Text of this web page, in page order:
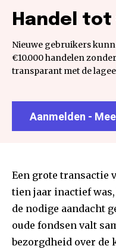
Handel tot
Nieuwe gebruikers
€10.000 handelen
transparant met de
Aanmelden -
Een grote transactie
tien jaar inactief
de nodige aandacht
oude fondsen valt
bezorgdheid over de